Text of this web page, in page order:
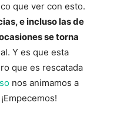
que ver con esto.
e incluso las de
se torna
Y es que esta
que es rescatada
nos animamos a